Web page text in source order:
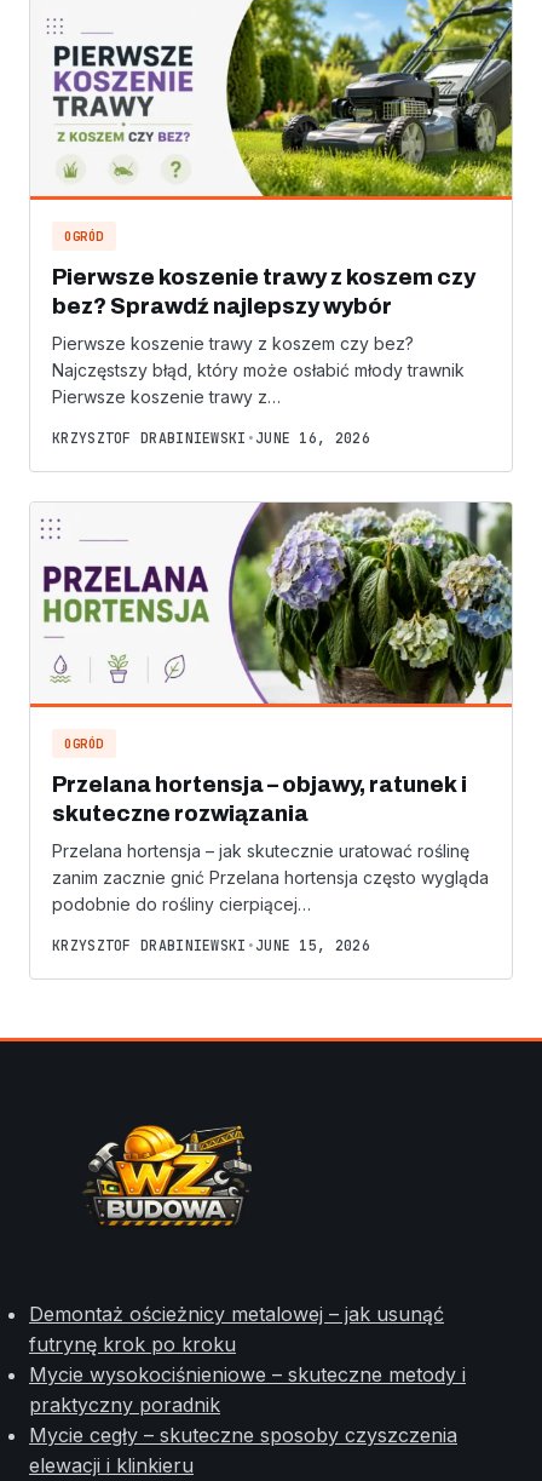
OGRÓD
Pierwsze koszenie trawy z koszem czy
bez? Sprawdź najlepszy wybór
Pierwsze koszenie trawy z koszem czy bez?
Najczęstszy błąd, który może osłabić młody trawnik
Pierwsze koszenie trawy z…
KRZYSZTOF DRABINIEWSKI • JUNE 16, 2026
OGRÓD
Przelana hortensja – objawy, ratunek i
skuteczne rozwiązania
Przelana hortensja – jak skutecznie uratować roślinę
zanim zacznie gnić Przelana hortensja często wygląda
podobnie do rośliny cierpiącej…
KRZYSZTOF DRABINIEWSKI • JUNE 15, 2026
Demontaż ościeżnicy metalowej – jak usunąć
futrynę krok po kroku
Mycie wysokociśnieniowe – skuteczne metody i
praktyczny poradnik
Mycie cegły – skuteczne sposoby czyszczenia
elewacji i klinkieru